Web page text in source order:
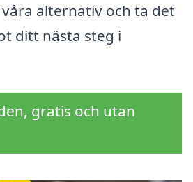
alternativ och ta det
ditt nästa steg i
gratis och utan